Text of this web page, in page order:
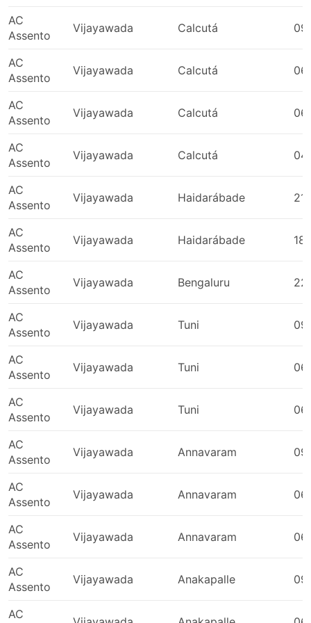
Sri Ganganagar
Bhuntar
Phagwara
Sujanpur
Moradabad
Jabalpur Isbt
Panchkula
Shimla
Tansen Junction
Thiruvananthapuram
Azad Chowk
Tagarapuvalasa
Katra
Katni
Vrindavan
Madhav Nagar Chowk
Krishnagiri
Kharar
AC
Assento
Vijayawada Calcutá
AC
Assento
Vijayawada Calcutá
AC
Assento
Vijayawada Calcutá
AC
Assento
Vijayawada Calcutá
AC
Assento
Vijayawada Haidarábade
AC
Assento
Vijayawada Haidarábade
AC
Assento
Vijayawada Bengaluru
AC
Assento
Vijayawada Tuni
AC
Assento
Vijayawada Tuni
AC
Assento
Vijayawada Tuni
AC
Assento
Vijayawada Annavaram
AC
Assento
Vijayawada Annavaram
AC
Assento
Vijayawada Annavaram
AC
Assento
Vijayawada Anakapalle
AC